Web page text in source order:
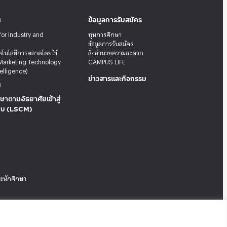
Industry and
นโลยีการตลาดโดยใช้
Technology
าตามอัธยาศัยเข้าสู่
(LSCM)
นักศึกษา
ข้อมูลการรับสมัคร
ทุนการศึกษา
ข้อมูลการรับสมัคร
สิ่งอำนวยความสะดวก
CAMPUS LIFE
ข่าวสารและกิจกรรม